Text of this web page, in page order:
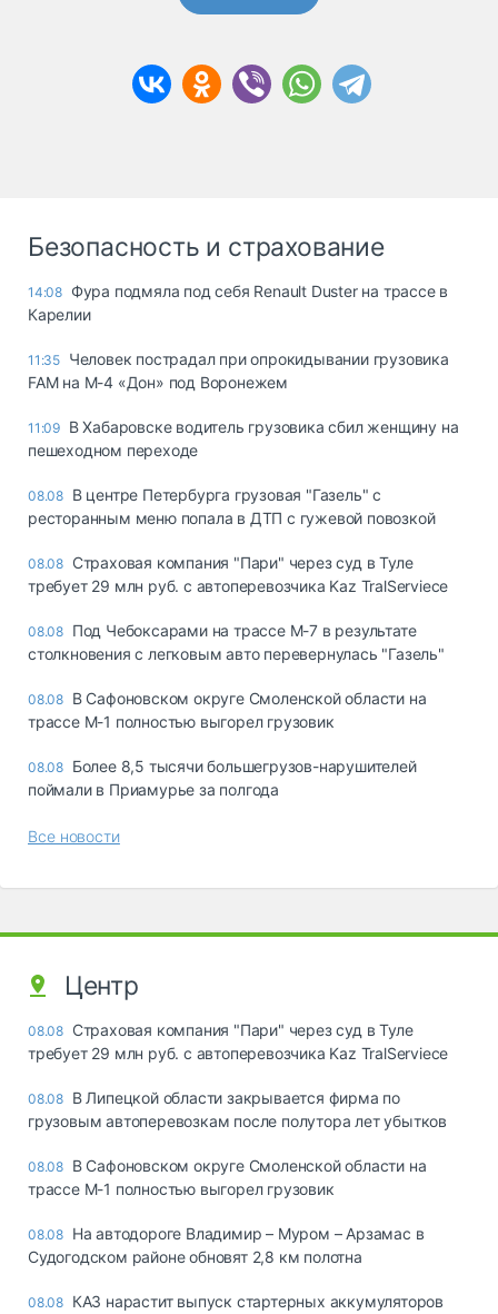
Безопасность и страхование
14:08 Фура подмяла под себя Renault Duster на трассе в
Карелии
11:35 Человек пострадал при опрокидывании грузовика
FAM на М-4 «Дон» под Воронежем
11:09 В Хабаровске водитель грузовика сбил женщину на
пешеходном переходе
08.08 В центре Петербурга грузовая "Газель" с
ресторанным меню попала в ДТП с гужевой повозкой
08.08 Страховая компания "Пари" через суд в Туле
требует 29 млн руб. с автоперевозчика Kaz TralServiece
08.08 Под Чебоксарами на трассе М-7 в результате
столкновения с легковым авто перевернулась "Газель"
08.08 В Сафоновском округе Смоленской области на
трассе М-1 полностью выгорел грузовик
08.08 Более 8,5 тысячи большегрузов-нарушителей
поймали в Приамурье за полгода
Все новости
Центр
08.08 Страховая компания "Пари" через суд в Туле
требует 29 млн руб. с автоперевозчика Kaz TralServiece
08.08 В Липецкой области закрывается фирма по
грузовым автоперевозкам после полутора лет убытков
08.08 В Сафоновском округе Смоленской области на
трассе М-1 полностью выгорел грузовик
08.08 На автодороге Владимир – Муром – Арзамас в
Судогодском районе обновят 2,8 км полотна
08.08 КАЗ нарастит выпуск стартерных аккумуляторов